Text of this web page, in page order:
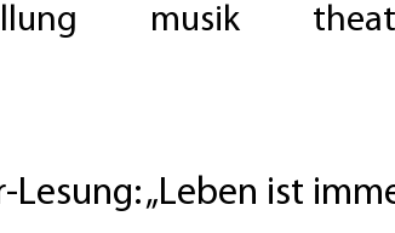
musik
Lesung: „Leben ist